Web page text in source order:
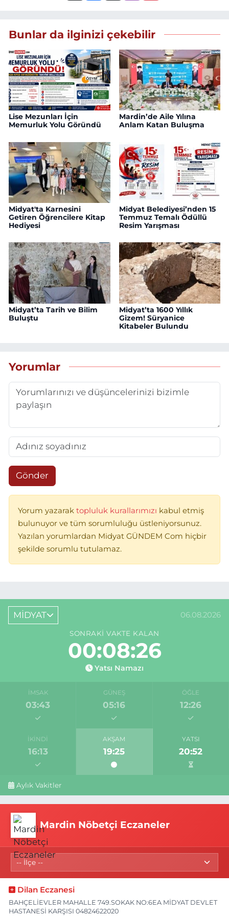
Bunlar da ilginizi çekebilir
Lise Mezunları İçin
Memurluk Yolu Göründü
Mardin’de Aile Yılına
Anlam Katan Buluşma
Midyat'ta Karnesini
Getiren Öğrencilere Kitap
Hediyesi
Midyat Belediyesi’nden 15
Temmuz Temalı Ödüllü
Resim Yarışması
Midyat’ta Tarih ve Bilim
Buluştu
Midyat’ta 1600 Yıllık
Gizem! Süryanice
Kitabeler Bulundu
Yorumlar
Gönder
Yorum yazarak topluluk kurallarımızı kabul etmiş
bulunuyor ve tüm sorumluluğu üstleniyorsunuz.
Yazılan yorumlardan Midyat GÜNDEM Com hiçbir
şekilde sorumlu tutulamaz.
MİDYAT 06.08.2026
SONRAKI VAKTE KALAN
00:08:26
Yatsı Namazı
İMSAK
03:43
GÜNEŞ
05:16
ÖĞLE
12:26
İKINDI
16:13
AKŞAM
19:25
YATSI
20:52
Aylık Vakitler
Mardin Nöbetçi Eczaneler
Dilan Eczanesi
BAHÇELİEVLER MAHALLE 749.SOKAK NO:6EA MİDYAT DEVLET
HASTANESİ KARŞISI 04824622020